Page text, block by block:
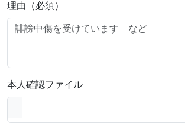
理由（必須）
本人確認ファイル